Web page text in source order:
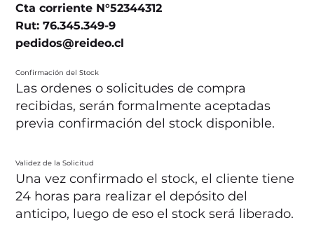
Cta corriente N°52344312
Rut: 76.345.349-9
pedidos@reideo.cl
Confirmación del Stock
Las ordenes o solicitudes de compra
recibidas, serán formalmente aceptadas
previa confirmación del stock disponible.
Validez de la Solicitud
Una vez confirmado el stock, el cliente tiene
24 horas para realizar el depósito del
anticipo, luego de eso el stock será liberado.